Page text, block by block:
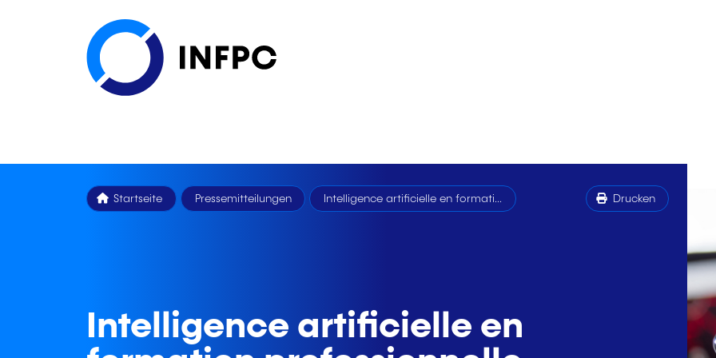
Startseite Pressemitteilungen Intelligence artificielle en formati... Drucken
Intelligence artificielle en